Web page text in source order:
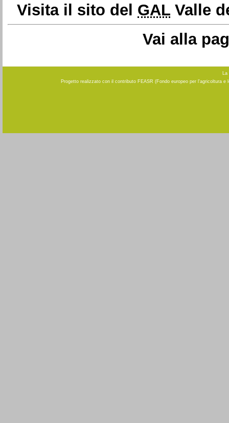
Visita il sito del GAL Valle
Vai alla
La
Progetto realizzato con il contributo FEASR (Fondo europeo per l'agricoltura